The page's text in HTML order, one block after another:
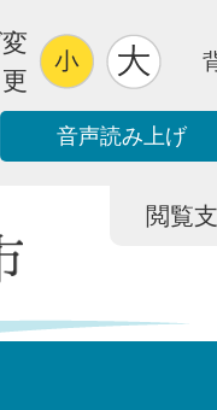
更
音声読み上げ
閲覧